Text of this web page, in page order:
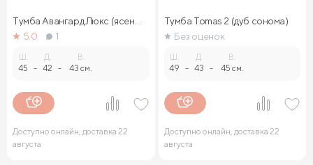
Тумба Авангард Люкс (ясень
ориноко)
5.0 1
45 -
Д.
42 -
В.
43 см.
Доступно онлайн, доставка 22
августа
Тумба Tomas 2 (дуб сонома)
Без оценок
49 -
Д.
43 -
В.
45 см.
Доступно онлайн, доставка 22
августа